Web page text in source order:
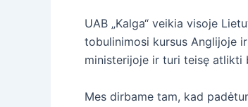
UAB „Kalga“ veikia visoje
tobulinimosi kursus Anglijoje
ministerijoje ir turi teisę atlikti
Mes dirbame tam, kad